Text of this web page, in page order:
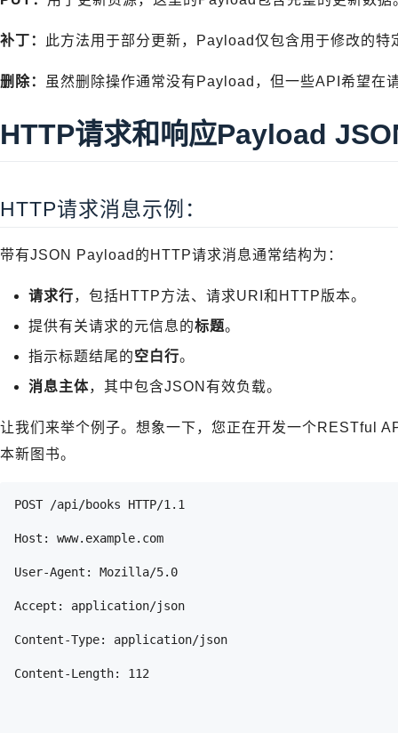
补丁： 此方法用于部分更新，Payload仅包含用于修改的特
删除： 虽然删除操作通常没有Payload，但一些API希望在
HTTP请求和响应Payload
HTTP请求消息示例：
带有JSON Payload的HTTP请求消息通常结构为：
请求行，包括HTTP方法、请求URI和HTTP版本。
提供有关请求的元信息的标题。
指示标题结尾的空白行。
消息主体，其中包含JSON有效负载。
让我们来举个例子。想象一下，您正在开发一个RESTful
本新图书。
POST /api/books HTTP/1.1
Host: www.example.com
User-Agent: Mozilla/5.0
Accept: application/json
Content-Type: application/json
Content-Length: 112